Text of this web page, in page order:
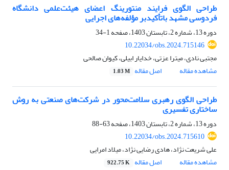
طراحی الگوی فرایند منتورینگ اعضای هیئت‌علمی دانشگاه
فردوسی مشهد باتأکیدبر مؤلفه‌های اجرایی
دوره 13، شماره 2، تابستان 1403، صفحه
1-34
10.22034/obs.2024.715146
مجتبی نادی، میترا عزتی، خدایار ابیلی، کیوان صالحی
مشاهده مقاله
اصل مقاله 1.03 M
طراحی الگوی رهبری سلامت‌محور در شرکت‌های صنعتی به روش
ساختاری تفسیری
دوره 13، شماره 2، تابستان 1403، صفحه
63-88
10.22034/obs.2024.715610
علی شریعت نژاد، هادی رضایی نژاد، میلاد امرایی
مشاهده مقاله
اصل مقاله 922.75 K